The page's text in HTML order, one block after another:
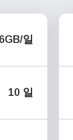
6GB/일
10 일